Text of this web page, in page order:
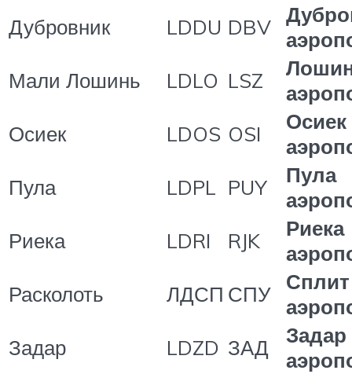
Дубровник
LDDU DBV
Мали Лошинь
LDLO LSZ
Осиек
LDOS OSI
Осиек
Пула
LDPL PUY
Пула
Риека
LDRI RJK
Риека
Расколоть
ЛДСП СПУ
Сплит
Задар
LDZD ЗАД
Задар